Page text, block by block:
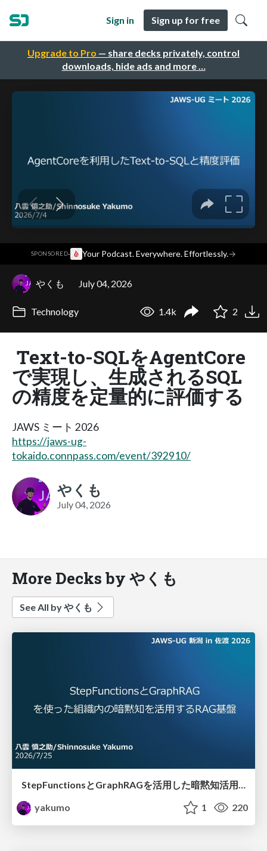
Upgrade to Pro — share decks privately, control
downloads, hide ads and more …
Sign in Sign up for free
SPONSORED· Your Podcast. Everywhere. Effortlessly.→
やくも July 04, 2026
Technology 1.4k 2
Text-to-SQLをAgentCore
で実現し、生成されるSQL
の精度を定量的に評価する
JAWS ミート 2026
https://jaws-ug-
tokaido.connpass.com/event/392910/
やくも
July 04, 2026
More Decks by やくも
See All by やくも
StepFunctionsとGraphRAGを活用した暗黙知活用のためのRAG基盤
yakumo
1 220